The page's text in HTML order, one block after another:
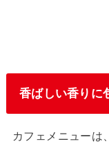
香ばしい香りに
カフェメニューは